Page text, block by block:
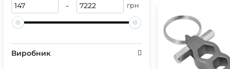
Чохли
- грн
Виробник